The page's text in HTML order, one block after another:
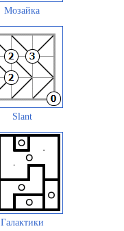
Мозайка
Slant
Галактики